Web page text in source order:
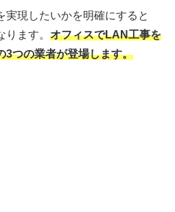
実現したいかを明確にすると
ます。 オフィスでLAN工事を
3つの業者が登場します。